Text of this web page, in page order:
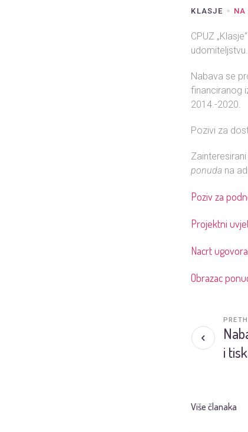
KLASJE NA
CPUZ
udomiteljstvu.
Nabava se
financiranog
2014.-2020.
Pozivi za
ponuda na
Poziv za
Projektni
Nacrt ugovora
Obrazac
i
Više članaka